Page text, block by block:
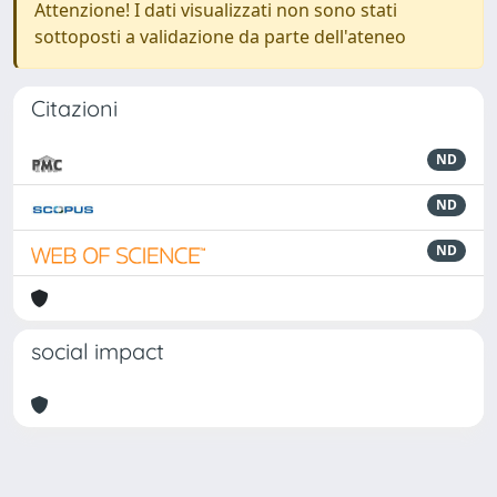
Attenzione! I dati visualizzati non sono stati
sottoposti a validazione da parte dell'ateneo
Citazioni
ND
ND
ND
social impact